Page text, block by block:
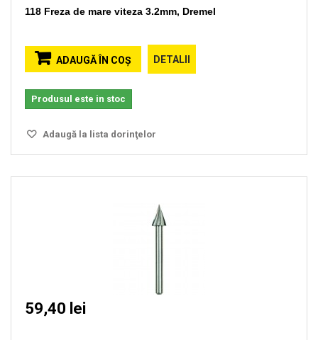
118 Freza de mare viteza 3.2mm, Dremel
ADAUGĂ ÎN COŞ DETALII
Produsul este in stoc
Adaugă la lista dorinţelor
59,40 lei